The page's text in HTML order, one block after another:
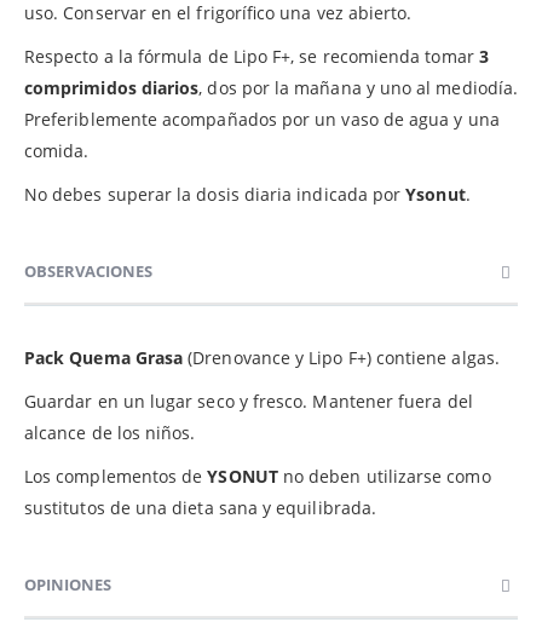
uso. Conservar en el frigoríﬁco una vez abierto.
Respecto a la fórmula de Lipo F+, se recomienda tomar 3
comprimidos diarios, dos por la mañana y uno al mediodía.
Preferiblemente acompañados por un vaso de agua y una
comida.
No debes superar la dosis diaria indicada porYsonut.
OBSERVACIONES
Pack Quema Grasa (Drenovance y Lipo F+) contiene algas.
Guardar en un lugar seco y fresco. Mantener fuera del
alcance de los niños.
Los complementos deYSONUTno deben utilizarse como
sustitutos de una dieta sana y equilibrada.
OPINIONES